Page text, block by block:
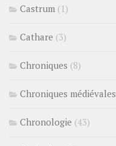
Castrum (1)
Cathare (3)
Chroniques (8)
Chroniques médiévales
Chronologie (43)